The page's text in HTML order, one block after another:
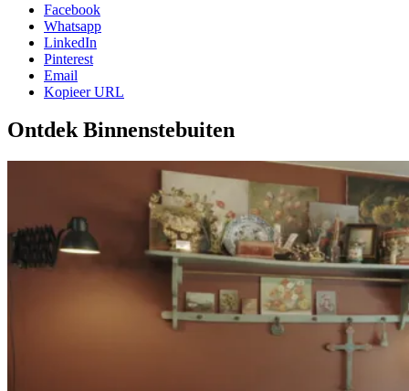
Facebook
Whatsapp
LinkedIn
Pinterest
Email
Kopieer URL
Ontdek Binnenstebuiten